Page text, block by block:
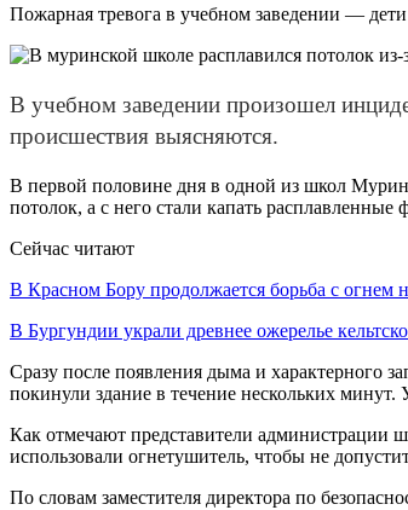
Пожарная тревога в учебном заведении —
В учебном заведении произошел
происшествия выясняются.
В первой половине дня в одной из школ
потолок, а с него стали капать
Сейчас читают
В Красном Бору продолжается борьба с огнем
В Бургундии украли древнее ожерелье
Сразу после появления дыма и характерного
покинули здание в течение нескольких минут.
Как отмечают представители администрации
использовали огнетушитель, чтобы не
По словам заместителя директора по